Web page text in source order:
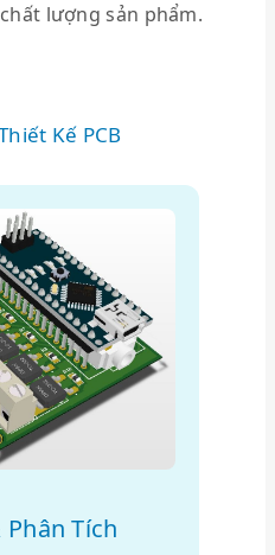
lượng sản phẩm.
Kế PCB
Tích